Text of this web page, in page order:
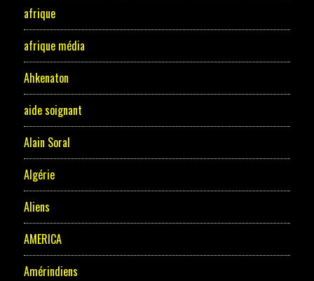
afrique
afrique média
Ahkenaton
aide soignant
Alain Soral
Algérie
Aliens
AMERICA
Amérindiens